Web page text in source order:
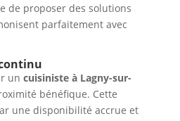
de proposer des solutions
parfaitement avec
un cuisiniste à Lagny-sur-
bénéfique. Cette
une disponibilité accrue et